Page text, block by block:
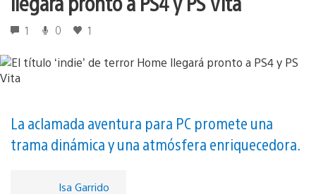
1 0 1
La aclamada aventura para PC promete una
trama dinámica y una atmósfera enriquecedora.
Isa Garrido